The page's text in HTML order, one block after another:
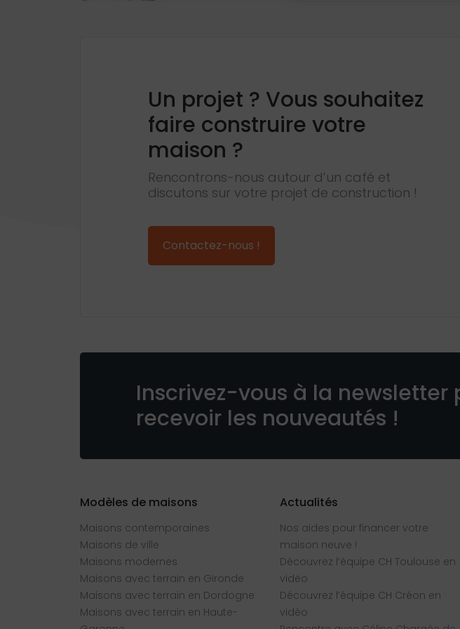
Un projet ? Vous souhaitez
faire construire votre
maison ?
Rencontrons-nous autour d’un café et
discutons sur votre projet de construction !
Contactez-nous !
Inscrivez-vous à la newsletter
recevoir les nouveautés !
Modèles de maisons
Maisons contemporaines
Maisons de ville
Maisons modernes
Maisons avec terrain en Gironde
Maisons avec terrain en Dordogne
Maisons avec terrain en Haute-
Actualités
Nos aides pour financer votre
maison neuve !
Découvrez l’équipe CH Toulouse en
vidéo
Découvrez l’équipe CH Créon en
vidéo